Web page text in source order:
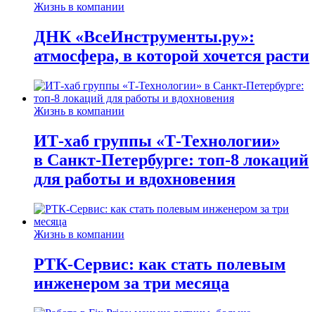
Жизнь в компании
ДНК «ВсеИнструменты.ру»:
атмосфера, в которой хочется расти
Жизнь в компании
ИТ-хаб группы «Т-Технологии»
в Санкт-Петербурге: топ-8 локаций
для работы и вдохновения
Жизнь в компании
РТК-Сервис: как стать полевым
инженером за три месяца